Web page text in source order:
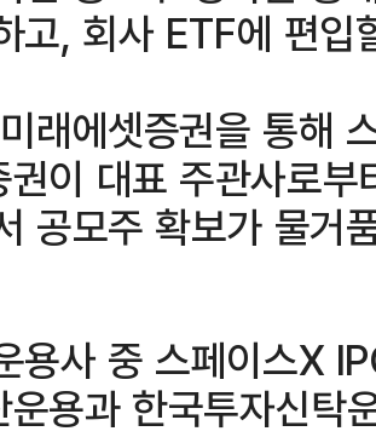
고, 회사 ETF에 편입
래에셋증권을 통해
권이 대표 주관사로
공모주 확보가 물거
용사 중 스페이스X
운용과 한국투자신탁